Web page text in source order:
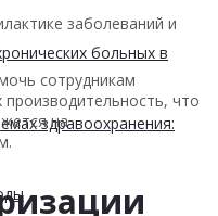
больных в
здравоохранения:
заболеваний и
сотрудникам
что
на